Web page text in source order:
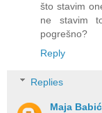
što stavim
ne stavim
pogrešno?
Reply
Replies
Maja Babić